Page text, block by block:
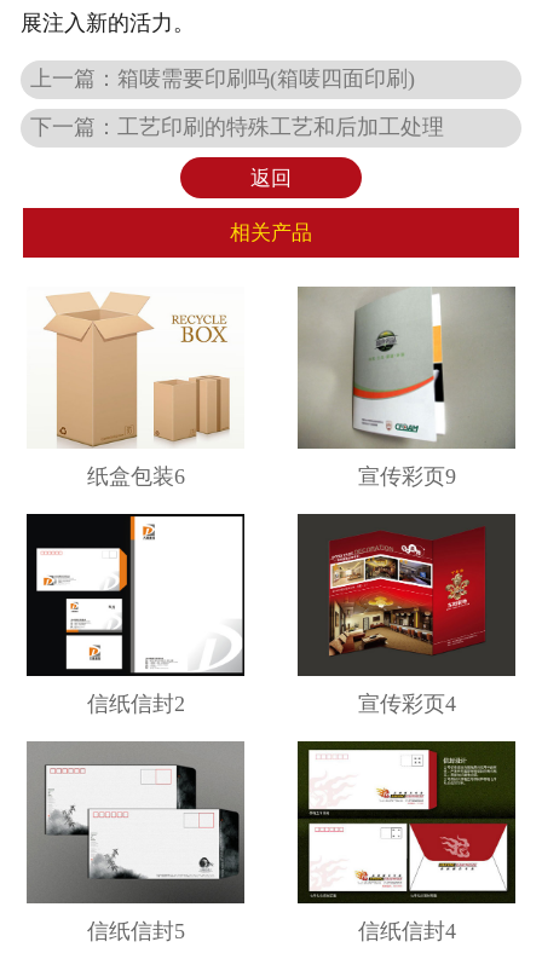
展注入新的活力。
上一篇： 箱唛需要印刷吗(箱唛四面印刷)
下一篇： 工艺印刷的特殊工艺和后加工处理
返回
相关产品
纸盒包装6 宣传彩页9
信纸信封2 宣传彩页4
信纸信封5 信纸信封4